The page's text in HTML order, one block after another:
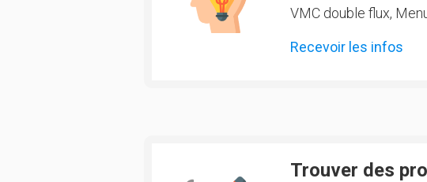
VMC double flux,
Recevoir les infos
Trouver des